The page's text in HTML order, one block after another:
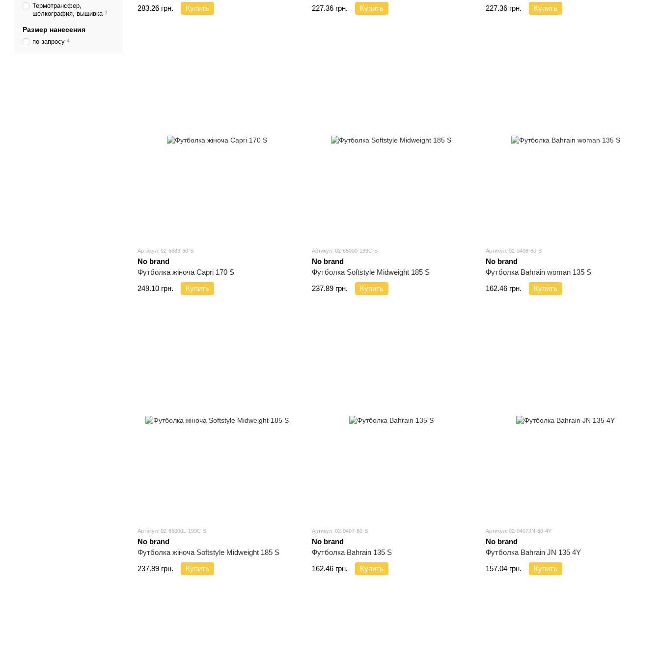
283.26 грн.
Купить
227.36 грн.
Купить
227.36 грн.
Купить
Артикул: 02-6683-60-S
No brand
Футболка жіноча Capri 170 S
249.10 грн.
Купить
Артикул: 02-65000-199C-S
No brand
Футболка Softstyle Midweight 185 S
237.89 грн.
Купить
Артикул: 02-0408-60-S
No brand
Футболка Bahrain woman 135 S
162.46 грн.
Купить
Артикул: 02-65000L-199C-S
No brand
Футболка жіноча Softstyle Midweight 185 S
237.89 грн.
Купить
Артикул: 02-0407-60-S
No brand
Футболка Bahrain 135 S
162.46 грн.
Купить
Артикул: 02-0407JN-60-4Y
No brand
Футболка Bahrain JN 135 4Y
157.04 грн.
Купить
Термотрансфер,
шелкография, вышивка 2
Размер нанесения
по запросу 4